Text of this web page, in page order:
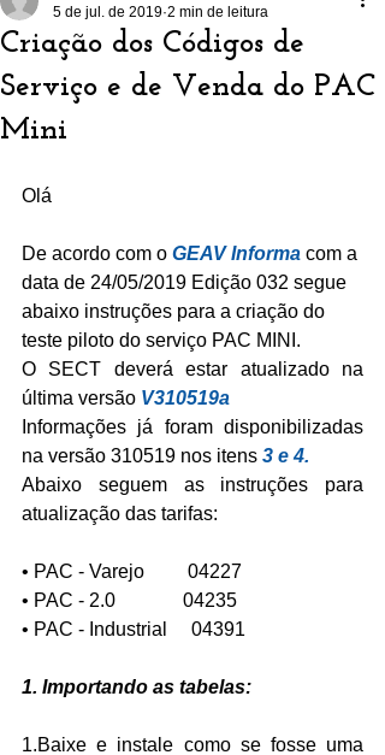
Criação dos Códigos de
Serviço e de Venda do PAC
Mini
5 de jul. de 2019 2 min de leitura
Olá
De acordo com o GEAV Informa com a
data de 24/05/2019 Edição 032 segue
abaixo instruções para a criação do
teste piloto do serviço PAC MINI.
O SECT deverá estar atualizado na
última versão V310519a
Informações já foram disponibilizadas
na versão 310519 nos itens 3 e 4.
Abaixo seguem as instruções para
atualização das tarifas:
• PAC - Varejo         04227
• PAC - 2.0              04235
• PAC - Industrial     04391
1. Importando as tabelas:
1.Baixe e instale como se fosse uma